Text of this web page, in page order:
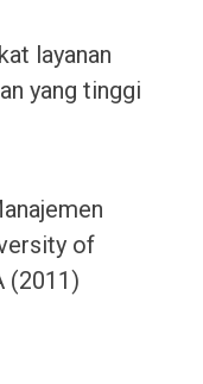
layanan
yang tinggi
of
(2011)